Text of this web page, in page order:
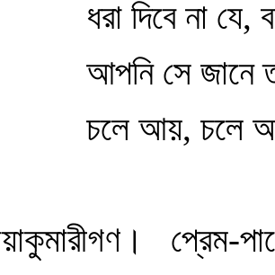
ধরা দিবে না
আপনি সে জানে
চলে আয়, চলে
প্রেম-